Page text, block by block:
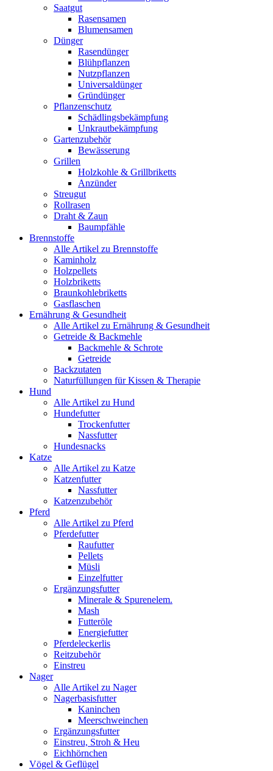
Saatgut
Rasensamen
Blumensamen
Dünger
Rasendünger
Blühpflanzen
Nutzpflanzen
Universaldünger
Gründünger
Pflanzenschutz
Schädlingsbekämpfung
Unkrautbekämpfung
Gartenzubehör
Bewässerung
Grillen
Holzkohle & Grillbriketts
Anzünder
Streugut
Rollrasen
Draht & Zaun
Baumpfähle
Brennstoffe
Alle Artikel zu Brennstoffe
Kaminholz
Holzpellets
Holzbriketts
Braunkohlebriketts
Gasflaschen
Ernährung & Gesundheit
Alle Artikel zu Ernährung & Gesundheit
Getreide & Backmehle
Backmehle & Schrote
Getreide
Backzutaten
Naturfüllungen für Kissen & Therapie
Hund
Alle Artikel zu Hund
Hundefutter
Trockenfutter
Nassfutter
Hundesnacks
Katze
Alle Artikel zu Katze
Katzenfutter
Nassfutter
Katzenzubehör
Pferd
Alle Artikel zu Pferd
Pferdefutter
Raufutter
Pellets
Müsli
Einzelfutter
Ergänzungsfutter
Minerale & Spurenelem.
Mash
Futteröle
Energiefutter
Pferdeleckerlis
Reitzubehör
Einstreu
Nager
Alle Artikel zu Nager
Nagerbasisfutter
Kaninchen
Meerschweinchen
Ergänzungsfutter
Einstreu, Stroh & Heu
Eichhörnchen
Vögel & Geflügel